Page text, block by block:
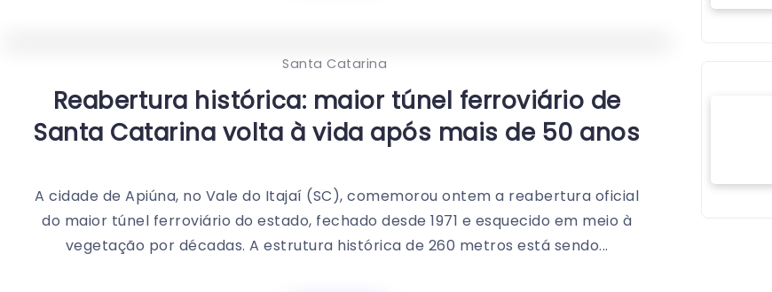
Santa Catarina
Reabertura histórica: maior túnel ferroviário de
Santa Catarina volta à vida após mais de 50 anos
A cidade de Apiúna, no Vale do Itajaí (SC), comemorou ontem a reabertura oficial
do maior túnel ferroviário do estado, fechado desde 1971 e esquecido em meio à
vegetação por décadas. A estrutura histórica de 260 metros está sendo...